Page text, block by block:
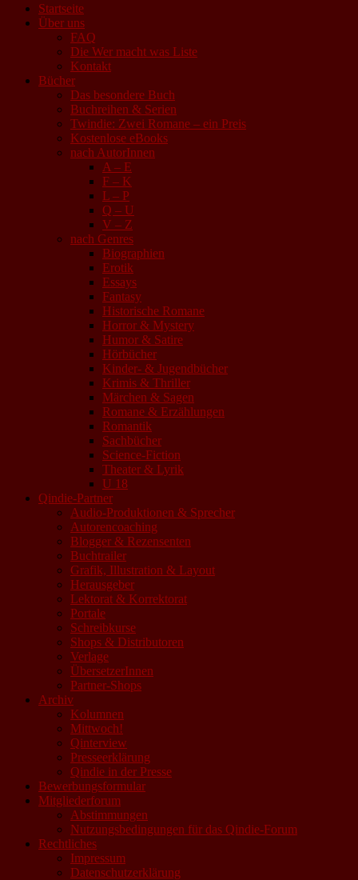
Startseite
Über uns
FAQ
Die Wer macht was Liste
Kontakt
Bücher
Das besondere Buch
Buchreihen & Serien
Twindie: Zwei Romane – ein Preis
Kostenlose eBooks
nach AutorInnen
A – E
F – K
L – P
Q – U
V – Z
nach Genres
Biographien
Erotik
Essays
Fantasy
Historische Romane
Horror & Mystery
Humor & Satire
Hörbücher
Kinder- & Jugendbücher
Krimis & Thriller
Märchen & Sagen
Romane & Erzählungen
Romantik
Sachbücher
Science-Fiction
Theater & Lyrik
U 18
Qindie-Partner
Audio-Produktionen & Sprecher
Autorencoaching
Blogger & Rezensenten
Buchtrailer
Grafik, Illustration & Layout
Herausgeber
Lektorat & Korrektorat
Portale
Schreibkurse
Shops & Distributoren
Verlage
ÜbersetzerInnen
Partner-Shops
Archiv
Kolumnen
Mittwoch!
Qinterview
Presseerklärung
Qindie in der Presse
Bewerbungsformular
Mitgliederforum
Abstimmungen
Nutzungsbedingungen für das Qindie-Forum
Rechtliches
Impressum
Datenschutzerklärung